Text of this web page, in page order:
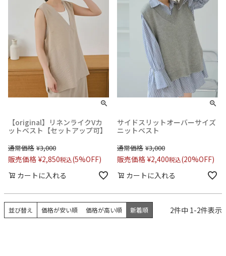
【original】リネンライクVカ
ットベスト【セットアップ可】
通常価格 ¥3,000
販売価格 ¥2,850税込(5%OFF)
カートに入れる
サイドスリットオーバーサイズ
ニットベスト
通常価格 ¥3,000
販売価格 ¥2,400税込(20%OFF)
カートに入れる
並び替え 価格が安い順 価格が高い順 新着順 2件中 1-2件表示